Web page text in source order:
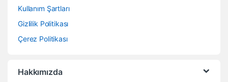
Kullanım Şartları
Gizlilik Politikası
Çerez Politikası
Hakkımızda